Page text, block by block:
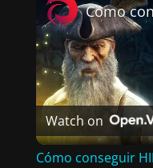
Watch on
Cómo conseguir